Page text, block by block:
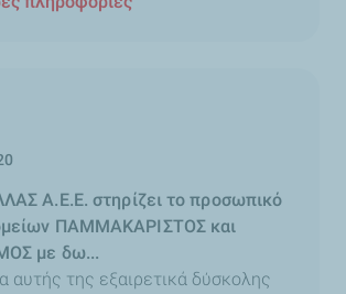
Α.Ε.Ε. στηρίζει το προσωπικό
ΠΑΜΜΑΚΑΡΙΣΤΟΣ και
με δω...
αυτής της εξαιρετικά δύσκολης